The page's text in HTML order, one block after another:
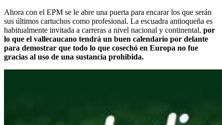
Ahora con el EPM se le abre una puerta para encarar los que serán
sus últimos cartuchos como profesional. La escuadra antioqueña es
habitualmente invitada a carreras a nivel nacional y continental, por
lo que el vallecaucano tendrá un buen calendario por delante
para demostrar que todo lo que cosechó en Europa no fue
gracias al uso de una sustancia prohibida.